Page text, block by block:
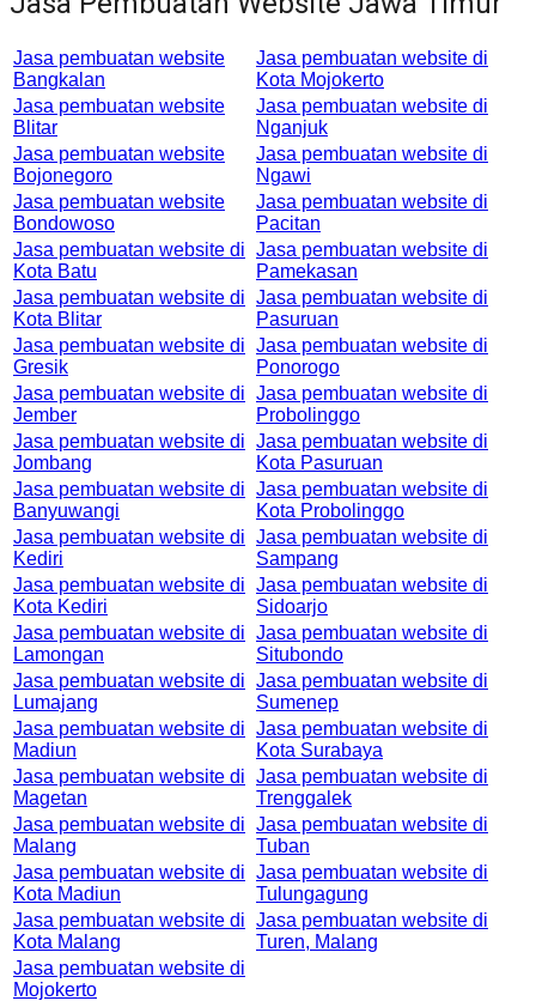
Jasa pembuatan website
Bangkalan
Jasa pembuatan website di
Kota Mojokerto
Jasa pembuatan website
Blitar
Jasa pembuatan website di
Nganjuk
Jasa pembuatan website
Bojonegoro
Jasa pembuatan website di
Ngawi
Jasa pembuatan website
Bondowoso
Jasa pembuatan website di
Pacitan
Jasa pembuatan website di
Kota Batu
Jasa pembuatan website di
Pamekasan
Jasa pembuatan website di
Kota Blitar
Jasa pembuatan website di
Pasuruan
Jasa pembuatan website di
Gresik
Jasa pembuatan website di
Ponorogo
Jasa pembuatan website di
Jember
Jasa pembuatan website di
Probolinggo
Jasa pembuatan website di
Jombang
Jasa pembuatan website di
Kota Pasuruan
Jasa pembuatan website di
Banyuwangi
Jasa pembuatan website di
Kota Probolinggo
Jasa pembuatan website di
Kediri
Jasa pembuatan website di
Sampang
Jasa pembuatan website di
Kota Kediri
Jasa pembuatan website di
Sidoarjo
Jasa pembuatan website di
Lamongan
Jasa pembuatan website di
Situbondo
Jasa pembuatan website di
Lumajang
Jasa pembuatan website di
Sumenep
Jasa pembuatan website di
Madiun
Jasa pembuatan website di
Kota Surabaya
Jasa pembuatan website di
Magetan
Jasa pembuatan website di
Trenggalek
Jasa pembuatan website di
Malang
Jasa pembuatan website di
Tuban
Jasa pembuatan website di
Kota Madiun
Jasa pembuatan website di
Tulungagung
Jasa pembuatan website di
Kota Malang
Jasa pembuatan website di
Turen, Malang
Jasa pembuatan website di
Mojokerto